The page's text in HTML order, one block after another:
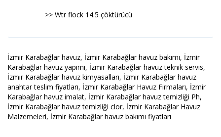
>> Wtr flock 14.5 çöktürücü
İzmir Karabağlar havuz, İzmir Karabağlar havuz bakımı, İzmir
Karabağlar havuz yapımı, İzmir Karabağlar havuz teknik servis,
İzmir Karabağlar havuz kimyasalları, İzmir Karabağlar havuz
anahtar teslim fiyatları, İzmir Karabağlar Havuz Firmaları, İzmir
Karabağlar havuz imalat, İzmir Karabağlar havuz temizliği Ph,
İzmir Karabağlar havuz temizliği clor, İzmir Karabağlar Havuz
Malzemeleri, İzmir Karabağlar havuz bakımı fiyatları